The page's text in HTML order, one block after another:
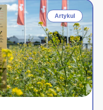
Artykul